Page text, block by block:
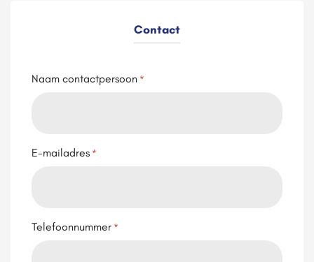
Contact
Naam contactpersoon *
E-mailadres *
Telefoonnummer *